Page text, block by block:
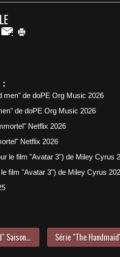
:
de doPE Org Music 2026
Netflix 2026
film "Avatar 3") de Miley Cyrus
Série "The Walking Dead" Saison 8 Fan Art mais pas que